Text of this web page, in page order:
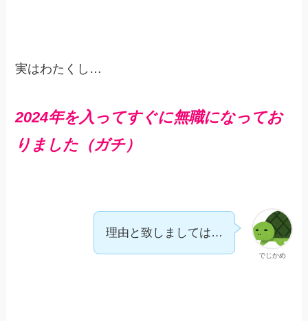
実はわたくし…
2024年を入ってすぐに無職になってお
りました （ガチ）
でじかめ
理由と致しましては…